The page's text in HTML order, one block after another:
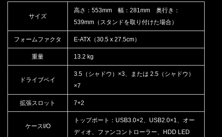
サイズ
高さ：553mm 幅：281mm 奥行き：
539mm（スタンドを取り付けた場合）
フォームファクタ E-ATX（30.5 x 27.5cm）
重量 13.2 kg
ドライブベイ
3.5（シャドウ）×3、または 2.5（シャドウ）
×7
拡張スロット 7+2
ケースI/O
トップポート：USB3.0×2、USB2.0×1、オー
ディオ、ファンコントローラー、HDD LED